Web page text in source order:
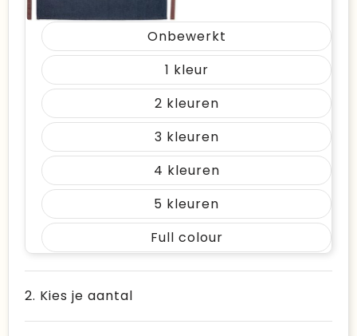
Onbewerkt
1
2
3
4
5
Full colour
2. Kies je aantal